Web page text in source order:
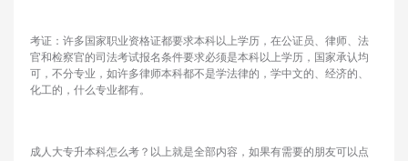
考证：许多国家职业资格证都要求本科以上学历，在公证员、律师、法
官和检察官的司法考试报名条件要求必须是本科以上学历，国家承认均
可，不分专业，如许多律师本科都不是学法律的，学中文的、经济的、
化工的，什么专业都有。
成人大专升本科怎么考？以上就是全部内容，如果有需要的朋友可以点